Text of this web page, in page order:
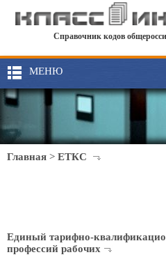
Справочник кодов
МЕНЮ
Главная > ЕТКС
Единый тарифно-
профессий рабочих